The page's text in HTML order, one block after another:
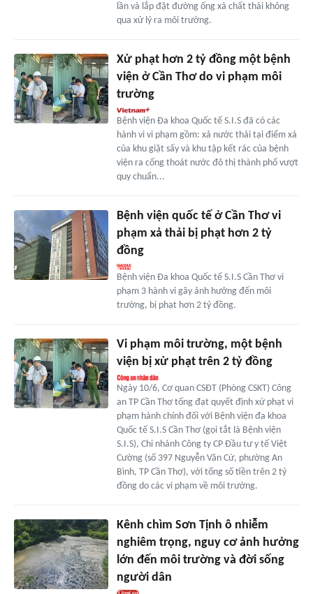
lần và lắp đặt đường ống xả chất thải không
qua xử lý ra môi trường.
Xử phạt hơn 2 tỷ đồng một bệnh
viện ở Cần Thơ do vi phạm môi
trường
Bệnh viện Đa khoa Quốc tế S.I.S đã có các
hành vi vi phạm gồm: xả nước thải tại điểm xả
của khu giặt sấy và khu tập kết rác của bệnh
viện ra cống thoát nước đô thị thành phố vượt
quy chuẩn...
Bệnh viện quốc tế ở Cần Thơ vi
phạm xả thải bị phạt hơn 2 tỷ
đồng
Bệnh viện Đa khoa Quốc tế S.I.S Cần Thơ vi
phạm 3 hành vi gây ảnh hưởng đến môi
trường, bị phạt hơn 2 tỷ đồng.
Vi phạm môi trường, một bệnh
viện bị xử phạt trên 2 tỷ đồng
Ngày 10/6, Cơ quan CSĐT (Phòng CSKT) Công
an TP Cần Thơ tống đạt quyết định xử phạt vi
phạm hành chính đối với Bệnh viện đa khoa
Quốc tế S.I.S Cần Thơ (gọi tắt là Bệnh viện
S.I.S), Chi nhánh Công ty CP Đầu tư y tế Việt
Cường (số 397 Nguyễn Văn Cừ, phường An
Bình, TP Cần Thơ), với tổng số tiền trên 2 tỷ
đồng do các vi phạm về môi trường.
Kênh chìm Sơn Tịnh ô nhiễm
nghiêm trọng, nguy cơ ảnh hưởng
lớn đến môi trường và đời sống
người dân